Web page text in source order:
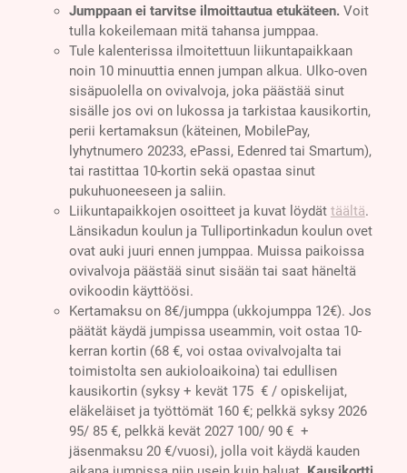
Jumppaan ei tarvitse ilmoittautua etukäteen.Voit
tulla kokeilemaan mitä tahansa jumppaa.
Tule kalenterissa ilmoitettuun liikuntapaikkaan
noin 10 minuuttia ennen jumpan alkua. Ulko-oven
sisäpuolella on ovivalvoja, joka päästää sinut
sisälle jos ovi on lukossa ja tarkistaa kausikortin,
perii kertamaksun (käteinen, MobilePay,
lyhytnumero 20233, ePassi, Edenred tai Smartum),
tai rastittaa 10-kortin sekä opastaa sinut
pukuhuoneeseen ja saliin.
Liikuntapaikkojen osoitteet ja kuvat löydät täältä.
Länsikadun koulun ja Tulliportinkadun koulun ovet
ovat auki juuri ennen jumppaa. Muissa paikoissa
ovivalvoja päästää sinut sisään tai saat häneltä
ovikoodin käyttöösi.
Kertamaksu on 8€/jumppa (ukkojumppa 12€). Jos
päätät käydä jumpissa useammin, voit ostaa 10-
kerran kortin (68 €, voi ostaa ovivalvojalta tai
toimistolta sen aukioloaikoina) tai edullisen
kausikortin (syksy + kevät 175 € / opiskelijat,
eläkeläiset ja työttömät 160 €; pelkkä syksy 2026
95/ 85 €, pelkkä kevät 2027 100/ 90 € +
jäsenmaksu 20 €/vuosi), jolla voit käydä kauden